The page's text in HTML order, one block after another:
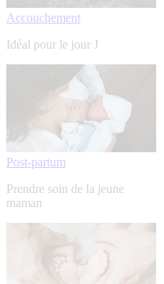
Accouchement
Idéal pour le jour J
Post-partum
Prendre soin de la jeune
maman